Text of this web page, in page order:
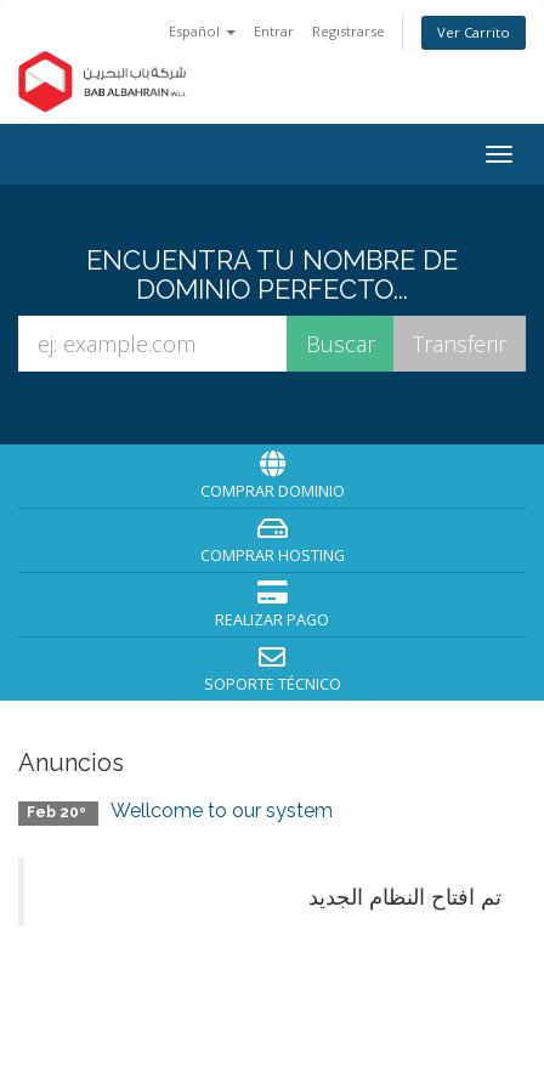
Español Entrar Registrarse Ver Carrito
ENCUENTRA TU NOMBRE DE
DOMINIO PERFECTO...
COMPRAR DOMINIO
COMPRAR HOSTING
REALIZAR PAGO
SOPORTE TÉCNICO
Anuncios
Feb 20º Wellcome to our system
تم افتاح النظام الجديد